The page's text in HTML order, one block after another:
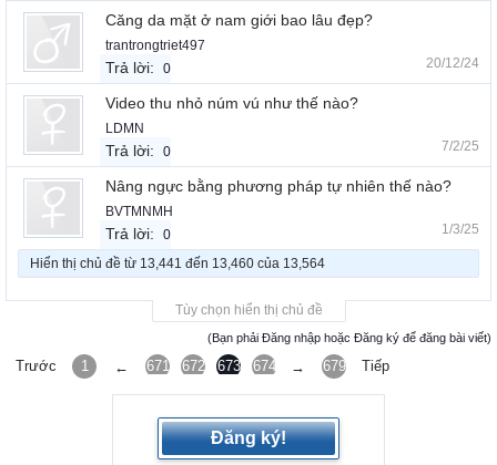
Căng da mặt ở nam giới bao lâu đẹp?
trantrongtriet497
Trả lời: 0 20/12/24
Video thu nhỏ núm vú như thế nào?
LDMN
Trả lời: 0 7/2/25
Nâng ngực bằng phương pháp tự nhiên thế nào?
BVTMNMH
Trả lời: 0 1/3/25
Hiển thị chủ đề từ 13,441 đến 13,460 của 13,564
Tùy chọn hiển thị chủ đề
(Bạn phải Đăng nhập hoặc Đăng ký để đăng bài viết)
Trước 1 ← 671 672 673 674 675
→ 679 Tiếp
Đăng ký!